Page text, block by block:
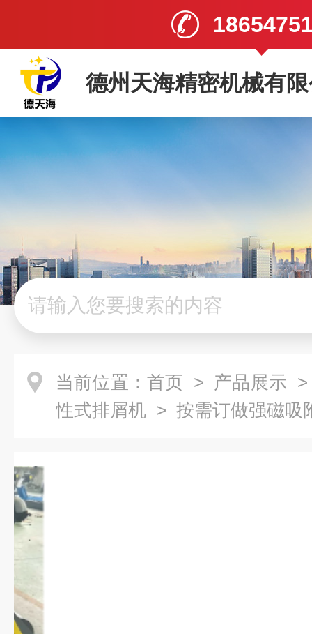
德州天海精密机械有
当前位置： 首页 > 产品展示
性式排屑机 > 按需订做强磁吸